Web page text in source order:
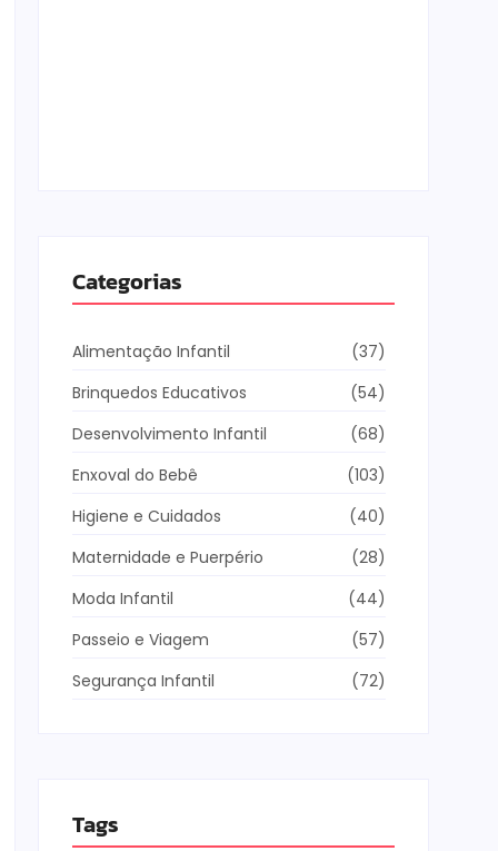
Categorias
Alimentação Infantil
(37)
Brinquedos Educativos
(54)
Desenvolvimento Infantil
(68)
Enxoval do Bebê
(103)
Higiene e Cuidados
(40)
Maternidade e Puerpério
(28)
Moda Infantil
(44)
Passeio e Viagem
(57)
Segurança Infantil
(72)
Tags